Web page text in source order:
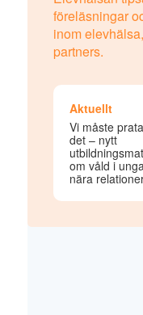
föreläsningar
inom
partners.
Aktuellt
Vi måste
det – nytt
om våld i
nära